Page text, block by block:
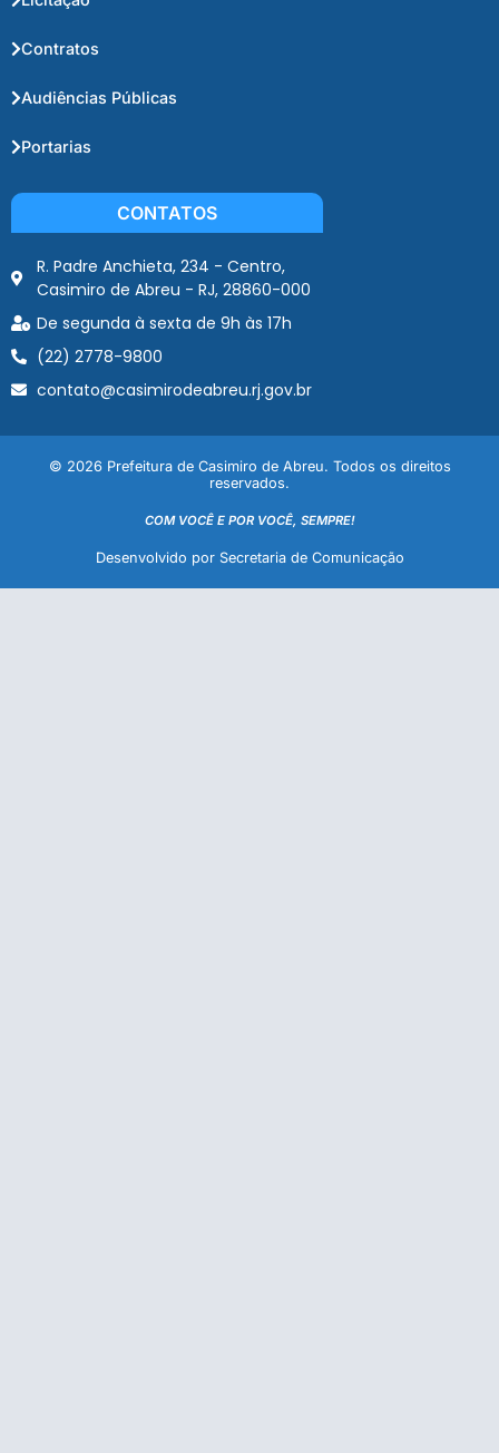
Contratos
Audiências Públicas
Portarias
CONTATOS
R. Padre Anchieta, 234 - Centro,
Casimiro de Abreu - RJ, 28860-000
De segunda à sexta de 9h às 17h
(22) 2778-9800
contato@casimirodeabreu.rj.gov.br
© 2026 Prefeitura de Casimiro de Abreu. Todos os direitos
reservados.
COM VOCÊ E POR VOCÊ, SEMPRE!
Desenvolvido por Secretaria de Comunicação